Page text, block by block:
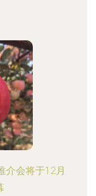
介会将于12月